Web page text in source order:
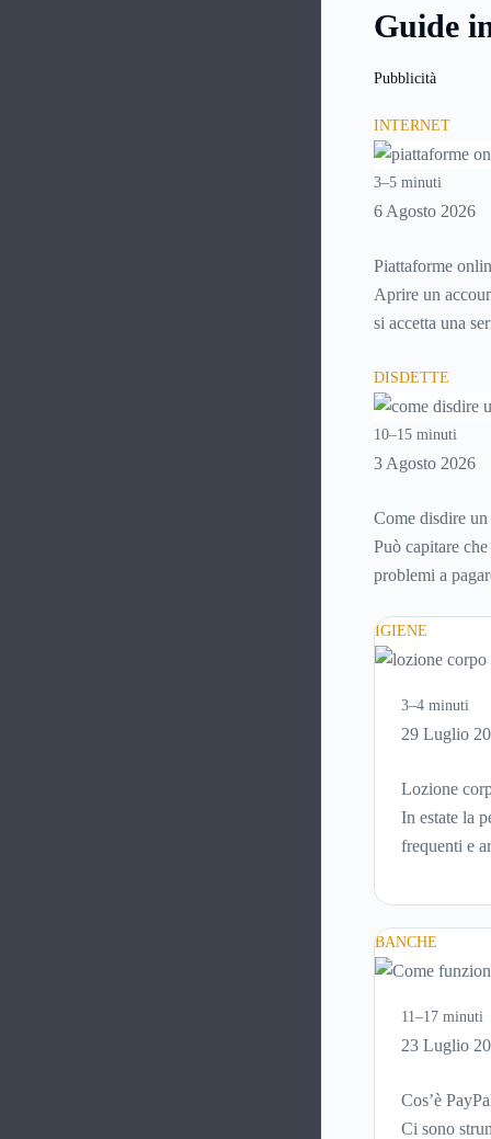
Guide
Pubblicità
INTERNET
3–5 minuti
6 Agosto 2026
Piattaforme
Aprire un
si accetta una
DISDETTE
10–15 minuti
3 Agosto 2026
Come disdire
Può capitare
problemi a
disdetta per un
IGIENE
3–4 minuti
29 Luglio
Lozione
In estate la
frequenti e
idratanti
BANCHE
11–17 minuti
23 Luglio
Cos’è
Ci sono